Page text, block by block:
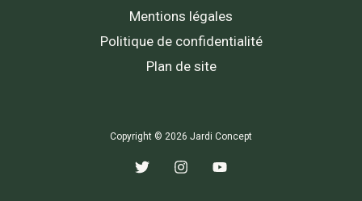
Mentions légales
Politique de confidentialité
Plan de site
Copyright © 2026 Jardi Concept